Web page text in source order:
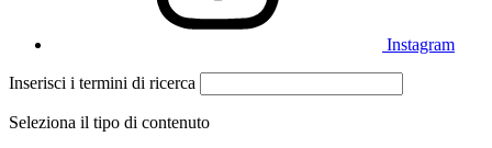
Instagram
Inserisci i termini di ricerca
Seleziona il tipo di contenuto